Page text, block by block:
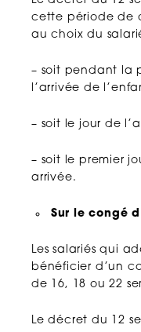
cette période de
au choix du
– soit pendant la
l’arrivée de
– soit le jour de
– soit le premier
arrivée.
Sur le congé
Les salariés qui
bénéficier d’un
de 16, 18 ou 22
Le décret du 12